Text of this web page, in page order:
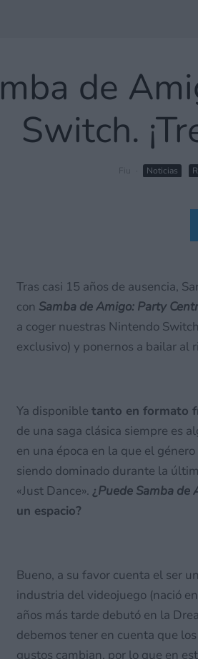
de
Switch.
Fiu Noticias
Tras casi 15 años de ausencia,
con Samba de Amigo: Party
a coger nuestras Nintendo
exclusivo) y ponernos a bailar al
Ya disponible tanto en formato
de una saga clásica siempre es
en una época en la que el
siendo dominado durante la
«Just Dance». ¿Puede Samba de
un espacio?
Bueno, a su favor cuenta el ser
industria del videojuego (nació
años más tarde debutó en la
debemos tener en cuenta que
gustos cambian, por lo que en